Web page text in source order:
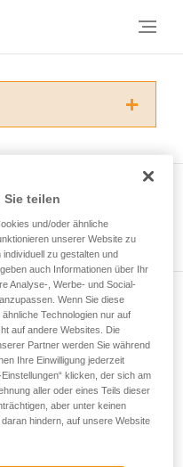
enthaltenen
haben.
Techniken setzt eine
und ein spezielles
zusammen mit
Lage sind, den
wiederholen, bevor
mit Ihrer Aktivität
Möglicherweise gibt es
die hier nicht
Sie teilen
und/oder ähnliche
unserer Website zu
zu gestalten und
auch Informationen über Ihr
Analyse-, Werbe- und Social-
Wenn Sie diese
Technologien nur auf
auf andere Websites. Die
Partner werden Sie während
Ihre Einwilligung jederzeit
klicken, der sich am
aller oder eines Teils dieser
aber unter keinen
hindern, auf unsere Website